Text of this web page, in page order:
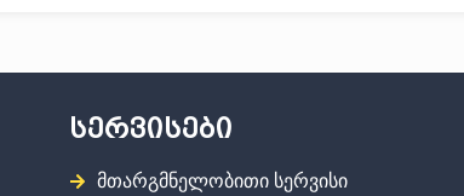
სერვისები
მთარგმნელობითი სერვისი